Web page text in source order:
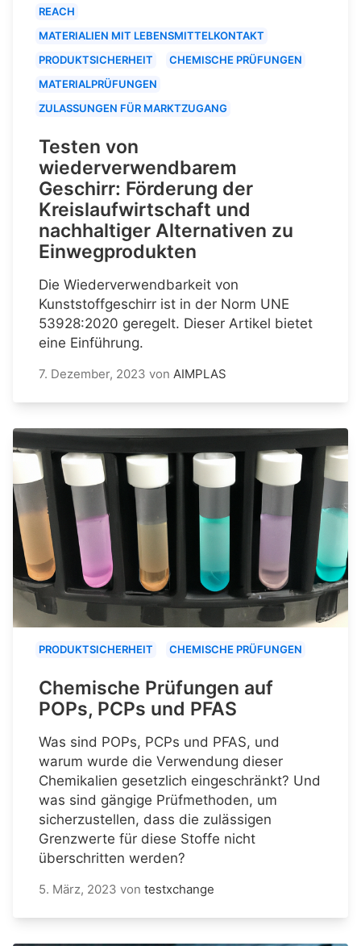
REACH
MATERIALIEN MIT LEBENSMITTELKONTAKT
PRODUKTSICHERHEIT
CHEMISCHE PRÜFUNGEN
MATERIALPRÜFUNGEN
ZULASSUNGEN FÜR MARKTZUGANG
Testen von
wiederverwendbarem
Geschirr: Förderung der
Kreislaufwirtschaft und
nachhaltiger Alternativen zu
Einwegprodukten
Die Wiederverwendbarkeit von
Kunststoffgeschirr ist in der Norm UNE
53928:2020 geregelt. Dieser Artikel bietet
eine Einführung.
7. Dezember, 2023 von AIMPLAS
PRODUKTSICHERHEIT CHEMISCHE PRÜFUNGEN
Chemische Prüfungen auf
POPs, PCPs und PFAS
Was sind POPs, PCPs und PFAS, und
warum wurde die Verwendung dieser
Chemikalien gesetzlich eingeschränkt? Und
was sind gängige Prüfmethoden, um
sicherzustellen, dass die zulässigen
Grenzwerte für diese Stoffe nicht
überschritten werden?
5. März, 2023 von testxchange